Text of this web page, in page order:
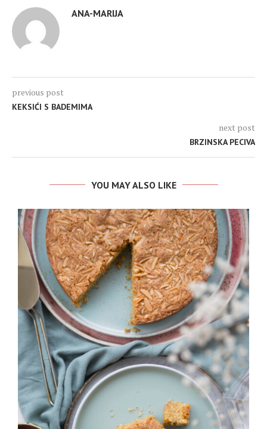
ANA-MARIJA
previous post
KEKSIĆI S BADEMIMA
next post
BRZINSKA PECIVA
YOU MAY ALSO LIKE